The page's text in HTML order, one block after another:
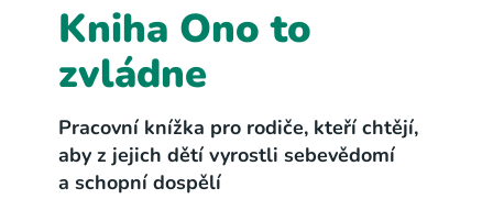
Kniha Ono to
zvládne
Pracovní knížka pro rodiče, kteří chtějí,
aby z jejich dětí vyrostli sebevědomí
a schopní dospělí